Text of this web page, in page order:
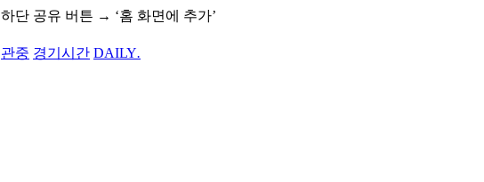
하단 공유 버튼 → ‘홈 화면에 추가’
관중 경기시간 DAILY.